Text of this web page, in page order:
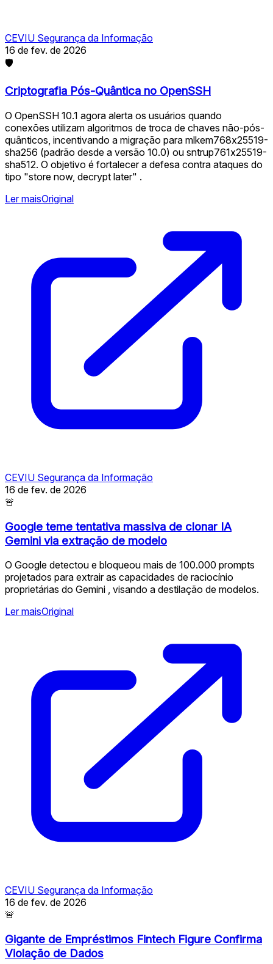
CEVIU Segurança da Informação
16 de fev. de 2026
🛡
Criptografia Pós-Quântica no OpenSSH
O OpenSSH 10.1 agora alerta os usuários quando
conexões utilizam algoritmos de troca de chaves não-pós-
quânticos, incentivando a migração para mlkem768x25519-
sha256 (padrão desde a versão 10.0) ou sntrup761x25519-
sha512. O objetivo é fortalecer a defesa contra ataques do
tipo "store now, decrypt later" .
Ler maisOriginal
CEVIU Segurança da Informação
16 de fev. de 2026
🚨
Google teme tentativa massiva de clonar IA
Gemini via extração de modelo
O Google detectou e bloqueou mais de 100.000 prompts
projetados para extrair as capacidades de raciocínio
proprietárias do Gemini , visando a destilação de modelos.
Ler maisOriginal
CEVIU Segurança da Informação
16 de fev. de 2026
🚨
Gigante de Empréstimos Fintech Figure Confirma
Violação de Dados